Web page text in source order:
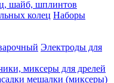
шайб, шплинтов
колец Наборы
Электроды для
миксеры для дрелей
мешалки (миксеры)